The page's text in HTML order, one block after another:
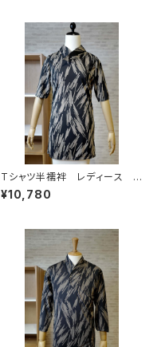
Tシャツ半襦袢 レディース
ペイント柄 カーキ
¥10,780